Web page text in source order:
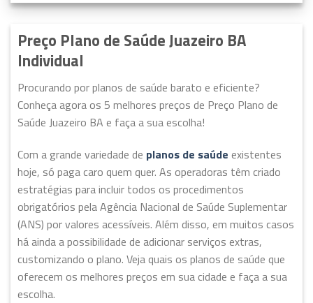
Preço Plano de Saúde Juazeiro BA
Individual
Procurando por planos de saúde barato e eficiente?
Conheça agora os 5 melhores preços de Preço Plano de
Saúde Juazeiro BA e faça a sua escolha!
Com a grande variedade de planos de saúde existentes
hoje, só paga caro quem quer. As operadoras têm criado
estratégias para incluir todos os procedimentos
obrigatórios pela Agência Nacional de Saúde Suplementar
(ANS) por valores acessíveis. Além disso, em muitos casos
há ainda a possibilidade de adicionar serviços extras,
customizando o plano. Veja quais os planos de saúde que
oferecem os melhores preços em sua cidade e faça a sua
escolha.